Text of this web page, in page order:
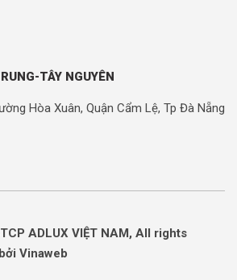
TÂY NGUYÊN
Hòa Xuân, Quận Cẩm Lệ, Tp Đà Nẵng
ADLUX VIỆT NAM, All rights
Vinaweb